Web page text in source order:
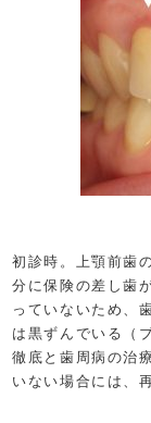
初診時。上顎前歯
分に保険の差し歯
っていないため、
は黒ずんでいる（
徹底と歯周病の治
いない場合には、